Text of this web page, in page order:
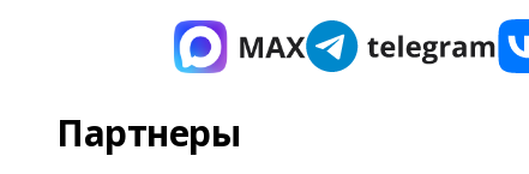
Партнеры